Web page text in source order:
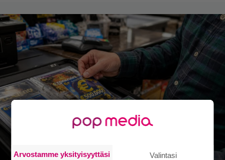
Arvostamme yksityisyyttäsi Valintasi